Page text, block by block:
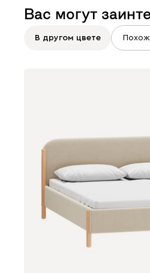
Вас могут
В другом цвете